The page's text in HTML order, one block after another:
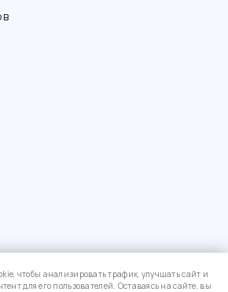
чтобы анализировать трафик, улучшать сайт и
для его пользователей. Оставаясь на сайте, вы